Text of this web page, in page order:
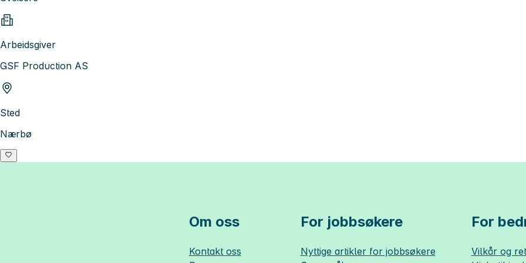
Arbeidsgiver
GSF Production AS
Sted
Nærbø
Om oss
Kontakt oss
For jobbsøkere
Nyttige artikler for jobbsøkere
For
Vilkår og